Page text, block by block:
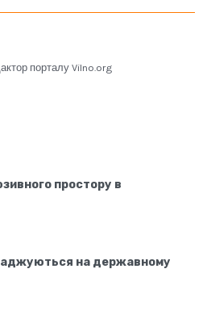
порталу Vilno.org
простору в
на державному